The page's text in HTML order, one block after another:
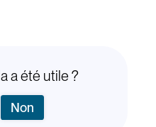
a été utile ?
Non